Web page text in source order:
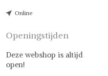
Online
Openingstijden
Deze webshop is altijd
open!